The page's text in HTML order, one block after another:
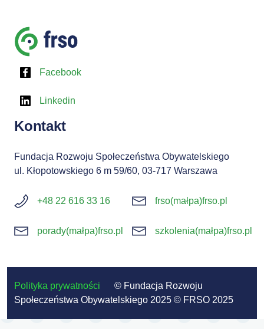
Facebook
Linkedin
Kontakt
Fundacja Rozwoju Społeczeństwa Obywatelskiego
ul. Kłopotowskiego 6 m 59/60, 03-717 Warszawa
+48 22 616 33 16 frso(małpa)frso.pl
porady(małpa)frso.pl szkolenia(małpa)frso.pl
Polityka prywatności
© Fundacja Rozwoju
Społeczeństwa Obywatelskiego 2025 © FRSO 2025